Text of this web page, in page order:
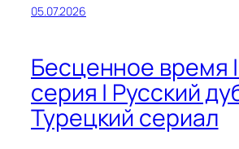
05.07.2026
Бесценное время
серия | Русский
Турецкий сериал